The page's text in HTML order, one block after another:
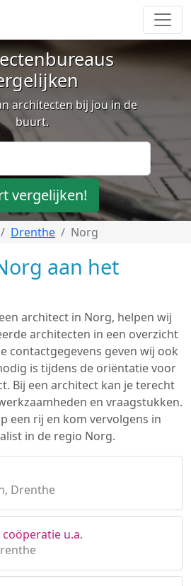
architecten bij jou in de
buurt.
vergelijken!
Drenthe Norg
aan het
architect in Norg, helpen wij
architecten in een overzicht
contactgegevens geven wij ook
is tijdens de oriëntatie voor
Bij een architect kan je terecht
en vraagstukken.
een rij en kom vervolgens in
in de regio Norg.
Drenthe
u.a.